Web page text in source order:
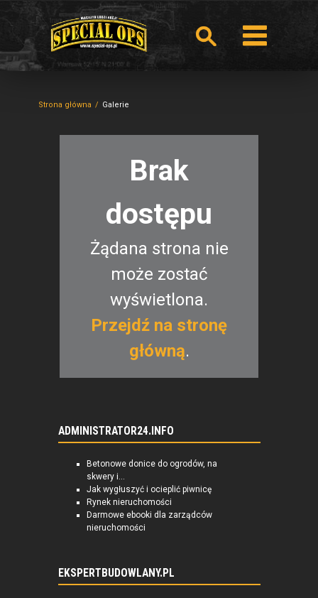
Strona główna Galerie
Brak
dostępu
Żądana strona nie
może zostać
wyświetlona.
Przejdź na stronę
główną.
ADMINISTRATOR24.INFO
Betonowe donice do ogrodów, na
skwery i...
Jak wygłuszyć i ocieplić piwnicę
Rynek nieruchomości
Darmowe ebooki dla zarządców
nieruchomości
EKSPERTBUDOWLANY.PL